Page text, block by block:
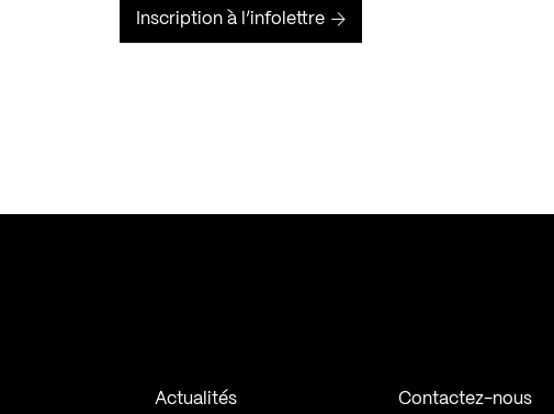
Inscription à l’infolettre
Actualités Contactez-nous